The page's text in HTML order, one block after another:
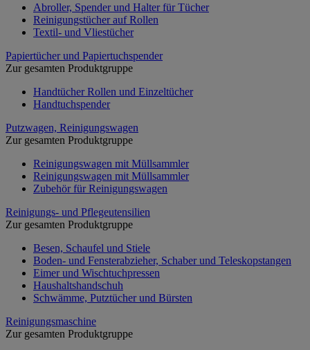
Abroller, Spender und Halter für Tücher
Reinigungstücher auf Rollen
Textil- und Vliestücher
Papiertücher und Papiertuchspender
Zur gesamten Produktgruppe
Handtücher Rollen und Einzeltücher
Handtuchspender
Putzwagen, Reinigungswagen
Zur gesamten Produktgruppe
Reinigungswagen mit Müllsammler
Reinigungswagen mit Müllsammler
Zubehör für Reinigungswagen
Reinigungs- und Pflegeutensilien
Zur gesamten Produktgruppe
Besen, Schaufel und Stiele
Boden- und Fensterabzieher, Schaber und Teleskopstangen
Eimer und Wischtuchpressen
Haushaltshandschuh
Schwämme, Putztücher und Bürsten
Reinigungsmaschine
Zur gesamten Produktgruppe